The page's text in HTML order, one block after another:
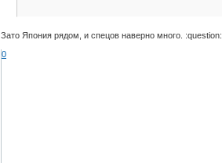
Зато Япония рядом, и спецов наверно много. :question:
0